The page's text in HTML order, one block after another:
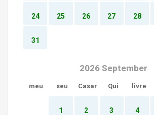
24 25 26 27 28
31
2026 September
meu seu Casar Qui livre
1 2 3 4